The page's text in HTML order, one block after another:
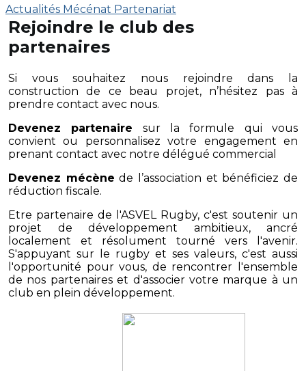
Actualités Mécénat Partenariat
Rejoindre le club des
partenaires
Si vous souhaitez nous rejoindre dans la
construction de ce beau projet, n’hésitez pas à
prendre contact avec nous.
Devenez partenaire sur la formule qui vous
convient ou personnalisez votre engagement en
prenant contact avec notre délégué commercial
Devenez mécène de l’association et bénéficiez de
réduction fiscale.
Etre partenaire de l'ASVEL Rugby, c'est soutenir un
projet de développement ambitieux, ancré
localement et résolument tourné vers l'avenir.
S'appuyant sur le rugby et ses valeurs, c'est aussi
l'opportunité pour vous, de rencontrer l'ensemble
de nos partenaires et d'associer votre marque à un
club en plein développement.